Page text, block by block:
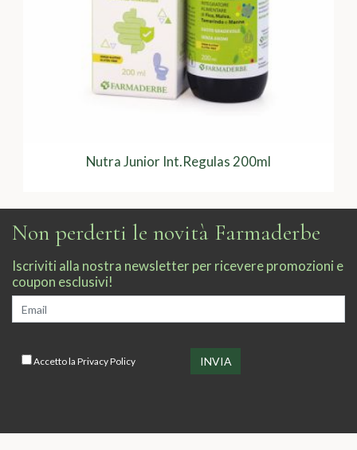
Nutra Junior Int.Regulas 200ml
Non perderti le novità Farmaderbe
Iscriviti alla nostra newsletter per ricevere promozioni e
coupon esclusivi!
Accetto la Privacy Policy